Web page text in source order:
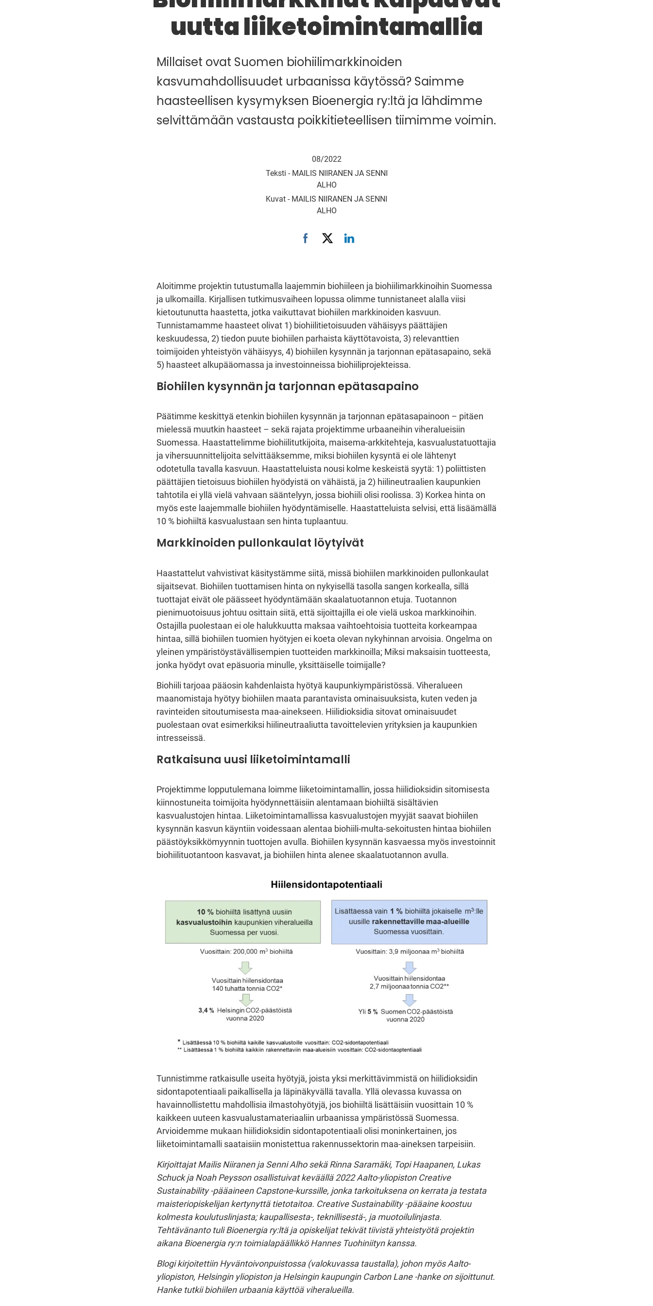
uutta liiketoimintamallia
Millaiset ovat Suomen biohiilimarkkinoiden
kasvumahdollisuudet urbaanissa käytössä? Saimme
haasteellisen kysymyksen Bioenergia ry:ltä ja lähdimme
selvittämään vastausta poikkitieteellisen tiimimme voimin.
08/2022
Teksti - MAILIS NIIRANEN JA SENNI
ALHO
Kuvat - MAILIS NIIRANEN JA SENNI
ALHO
Aloitimme projektin tutustumalla laajemmin biohiileen ja biohiilimarkkinoihin Suomessa
ja ulkomailla. Kirjallisen tutkimusvaiheen lopussa olimme tunnistaneet alalla viisi
kietoutunutta haastetta, jotka vaikuttavat biohiilen markkinoiden kasvuun.
Tunnistamamme haasteet olivat 1) biohiilitietoisuuden vähäisyys päättäjien
keskuudessa, 2) tiedon puute biohiilen parhaista käyttötavoista, 3) relevanttien
toimijoiden yhteistyön vähäisyys, 4) biohiilen kysynnän ja tarjonnan epätasapaino, sekä
5) haasteet alkupääomassa ja investoinneissa biohiiliprojekteissa.
Biohiilen kysynnän ja tarjonnan epätasapaino
Päätimme keskittyä etenkin biohiilen kysynnän ja tarjonnan epätasapainoon – pitäen
mielessä muutkin haasteet – sekä rajata projektimme urbaaneihin viheralueisiin
Suomessa. Haastattelimme biohiilitutkijoita, maisema-arkkitehteja, kasvualustatuottajia
ja vihersuunnittelijoita selvittääksemme, miksi biohiilen kysyntä ei ole lähtenyt
odotetulla tavalla kasvuun. Haastatteluista nousi kolme keskeistä syytä: 1) poliittisten
päättäjien tietoisuus biohiilen hyödyistä on vähäistä, ja 2) hiilineutraalien kaupunkien
tahtotila ei yllä vielä vahvaan sääntelyyn, jossa biohiili olisi roolissa. 3) Korkea hinta on
myös este laajemmalle biohiilen hyödyntämiselle. Haastatteluista selvisi, että lisäämällä
10 % biohiiltä kasvualustaan sen hinta tuplaantuu.
Markkinoiden pullonkaulat löytyivät
Haastattelut vahvistivat käsitystämme siitä, missä biohiilen markkinoiden pullonkaulat
sijaitsevat. Biohiilen tuottamisen hinta on nykyisellä tasolla sangen korkealla, sillä
tuottajat eivät ole päässeet hyödyntämään skaalatuotannon etuja. Tuotannon
pienimuotoisuus johtuu osittain siitä, että sijoittajilla ei ole vielä uskoa markkinoihin.
Ostajilla puolestaan ei ole halukkuutta maksaa vaihtoehtoisia tuotteita korkeampaa
hintaa, sillä biohiilen tuomien hyötyjen ei koeta olevan nykyhinnan arvoisia. Ongelma on
yleinen ympäristöystävällisempien tuotteiden markkinoilla; Miksi maksaisin tuotteesta,
jonka hyödyt ovat epäsuoria minulle, yksittäiselle toimijalle?
Biohiili tarjoaa pääosin kahdenlaista hyötyä kaupunkiympäristössä. Viheralueen
maanomistaja hyötyy biohiilen maata parantavista ominaisuuksista, kuten veden ja
ravinteiden sitoutumisesta maa-ainekseen. Hiilidioksidia sitovat ominaisuudet
puolestaan ovat esimerkiksi hiilineutraaliutta tavoittelevien yrityksien ja kaupunkien
intresseissä.
Ratkaisuna uusi liiketoimintamalli
Projektimme lopputulemana loimme liiketoimintamallin, jossa hiilidioksidin sitomisesta
kiinnostuneita toimijoita hyödynnettäisiin alentamaan biohiiltä sisältävien
kasvualustojen hintaa. Liiketoimintamallissa kasvualustojen myyjät saavat biohiilen
kysynnän kasvun käyntiin voidessaan alentaa biohiili-multa-sekoitusten hintaa biohiilen
päästöyksikkömyynnin tuottojen avulla. Biohiilen kysynnän kasvaessa myös investoinnit
biohiilituotantoon kasvavat, ja biohiilen hinta alenee skaalatuotannon avulla.
Tunnistimme ratkaisulle useita hyötyjä, joista yksi merkittävimmistä on hiilidioksidin
sidontapotentiaali paikallisella ja läpinäkyvällä tavalla. Yllä olevassa kuvassa on
havainnollistettu mahdollisia ilmastohyötyjä, jos biohiiltä lisättäisiin vuosittain 10 %
kaikkeen uuteen kasvualustamateriaaliin urbaanissa ympäristössä Suomessa.
Arvioidemme mukaan hiilidioksidin sidontapotentiaali olisi moninkertainen, jos
liiketoimintamalli saataisiin monistettua rakennussektorin maa-aineksen tarpeisiin.
Kirjoittajat Mailis Niiranen ja Senni Alho sekä Rinna Saramäki, Topi Haapanen, Lukas
Schuck ja Noah Peysson osallistuivat keväällä 2022 Aalto-yliopiston Creative
Sustainability -pääaineen Capstone-kurssille, jonka tarkoituksena on kerrata ja testata
maisteriopiskelijan kertynyttä tietotaitoa. Creative Sustainability -pääaine koostuu
kolmesta koulutuslinjasta; kaupallisesta-, teknillisestä-, jamuotoilulinjasta.
Tehtävänanto tuli Bioenergia ry:ltä ja opiskelijat tekivät tiivistä yhteistyötä projektin
aikana Bioenergia ry:n toimialapäällikkö Hannes Tuohiniityn kanssa.
Blogi kirjoitettiin Hyväntoivonpuistossa (valokuvassa taustalla), johon myös Aalto-
yliopiston, Helsingin yliopiston ja Helsingin kaupungin Carbon Lane -hanke on sijoittunut.
Hanke tutkii biohiilen urbaania käyttöä viheralueilla.